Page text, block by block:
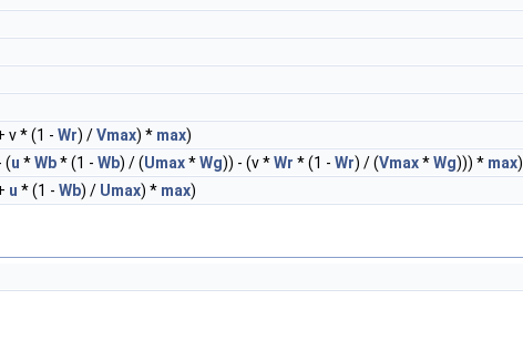
v * (1 - Wr) /Vmax) * max)
(u *Wb* (1 - Wb) / (Umax*Wg)) - (v *Wr * (1 - Wr) / (Vmax*Wg))) * max)
u * (1 - Wb) / Umax) * max)